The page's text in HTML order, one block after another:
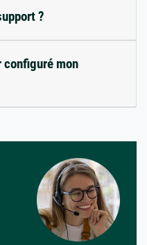
?
configuré mon